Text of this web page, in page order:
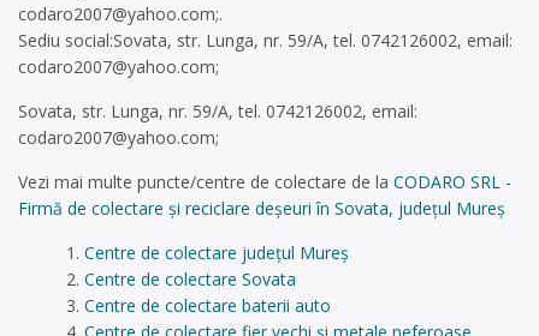
codaro2007@yahoo.com;.
Sediu social:Sovata, str. Lunga, nr. 59/A, tel. 0742126002, email:
codaro2007@yahoo.com;
Sovata, str. Lunga, nr. 59/A, tel. 0742126002, email:
codaro2007@yahoo.com;
Vezi mai multe puncte/centre de colectare de la CODARO SRL -
Firmă de colectare și reciclare deșeuri în Sovata, județul Mureș
Centre de colectare județul Mureș
Centre de colectare Sovata
Centre de colectare baterii auto